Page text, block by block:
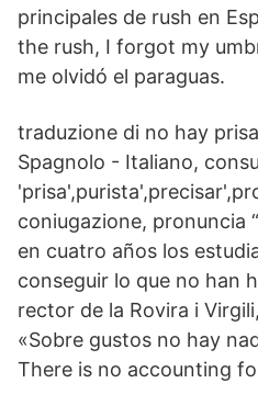
principales de rush en
the rush, I forgot my
me olvidó el paraguas.
traduzione di no hay
Spagnolo - Italiano,
coniugazione, pronuncia
en cuatro años los
conseguir lo que no han
rector de la Rovira i
«Sobre gustos no hay
There is no accounting